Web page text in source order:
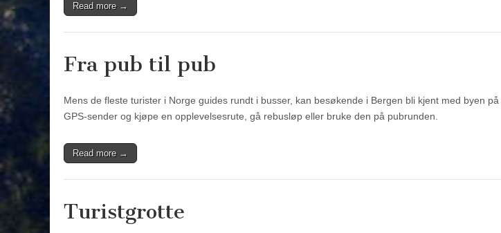
Read more →
Fra pub til pub
Mens de fleste turister i Norge guides rundt i busser, kan besøkende i Bergen bli kjent med byen
GPS-sender og kjøpe en opplevelsesrute, gå rebusløp eller bruke den på pubrunden.
Read more →
Turistgrotte